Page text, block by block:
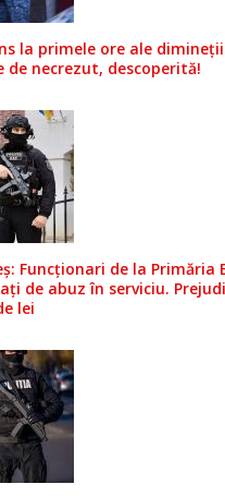
la primele ore ale
de necrezut, descoperită!
Funcționari de la Primăria
de abuz în serviciu.
lei